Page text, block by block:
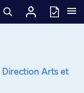
Direction Arts et